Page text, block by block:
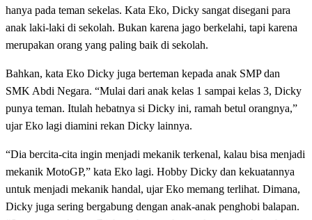
hanya pada teman sekelas. Kata Eko, Dicky sangat disegani para
anak laki-laki di sekolah. Bukan karena jago berkelahi, tapi karena
merupakan orang yang paling baik di sekolah.
Bahkan, kata Eko Dicky juga berteman kepada anak SMP dan
SMK Abdi Negara. “Mulai dari anak kelas 1 sampai kelas 3, Dicky
punya teman. Itulah hebatnya si Dicky ini, ramah betul orangnya,”
ujar Eko lagi diamini rekan Dicky lainnya.
“Dia bercita-cita ingin menjadi mekanik terkenal, kalau bisa menjadi
mekanik MotoGP,” kata Eko lagi. Hobby Dicky dan kekuatannya
untuk menjadi mekanik handal, ujar Eko memang terlihat. Dimana,
Dicky juga sering bergabung dengan anak-anak penghobi balapan.